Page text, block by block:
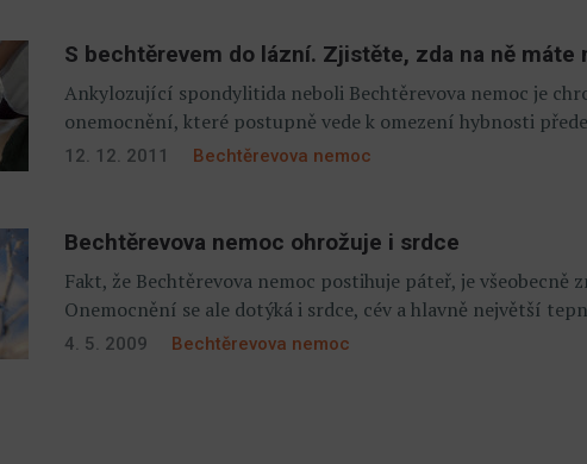
S bechtěrevem do lázní. Zjistěte, zda na ně máte
Ankylozující spondylitida neboli Bechtěrevova nemoc je
onemocnění, které postupně vede k omezení hybnosti
12. 12. 2011 Bechtěrevova nemoc
Bechtěrevova nemoc ohrožuje i srdce
Fakt, že Bechtěrevova nemoc postihuje páteř, je všeobecně
Onemocnění se ale dotýká i srdce, cév a hlavně největší
4. 5. 2009 Bechtěrevova nemoc